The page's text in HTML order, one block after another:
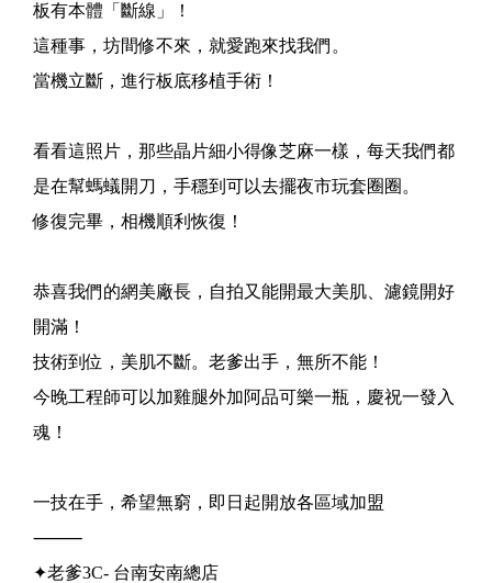
板有本體「斷線」！
這種事，坊間修不來，就愛跑來找我們。
當機立斷，進行板底移植手術！
看看這照片，那些晶片細小得像芝麻一樣，每天我們都
是在幫螞蟻開刀，手穩到可以去擺夜市玩套圈圈。
修復完畢，相機順利恢復！
恭喜我們的網美廠長，自拍又能開最大美肌、濾鏡開好
開滿！
技術到位，美肌不斷。老爹出手，無所不能！
今晚工程師可以加雞腿外加阿品可樂一瓶，慶祝一發入
魂！
一技在手，希望無窮，即日起開放各區域加盟
⸻
✦老爹3C- 台南安南總店